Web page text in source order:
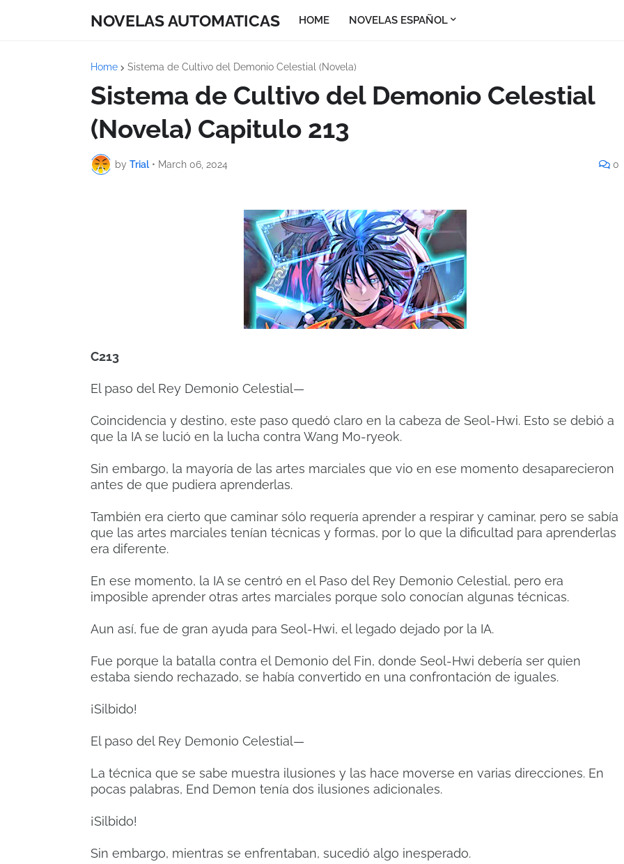
NOVELAS AUTOMATICAS HOME NOVELAS ESPAÑOL
Home Sistema de Cultivo del Demonio Celestial (Novela)
Sistema de Cultivo del Demonio Celestial
(Novela) Capitulo 213
by Trial • March 06, 2024 0
C213
El paso del Rey Demonio Celestial—
Coincidencia y destino, este paso quedó claro en la cabeza de Seol-Hwi. Esto se debió a
que la IA se lució en la lucha contra Wang Mo-ryeok.
Sin embargo, la mayoría de las artes marciales que vio en ese momento desaparecieron
antes de que pudiera aprenderlas.
También era cierto que caminar sólo requería aprender a respirar y caminar, pero se sabía
que las artes marciales tenían técnicas y formas, por lo que la dificultad para aprenderlas
era diferente.
En ese momento, la IA se centró en el Paso del Rey Demonio Celestial, pero era
imposible aprender otras artes marciales porque solo conocían algunas técnicas.
Aun así, fue de gran ayuda para Seol-Hwi, el legado dejado por la IA.
Fue porque la batalla contra el Demonio del Fin, donde Seol-Hwi debería ser quien
estaba siendo rechazado, se había convertido en una confrontación de iguales.
¡Silbido!
El paso del Rey Demonio Celestial—
La técnica que se sabe muestra ilusiones y las hace moverse en varias direcciones. En
pocas palabras, End Demon tenía dos ilusiones adicionales.
¡Silbido!
Sin embargo, mientras se enfrentaban, sucedió algo inesperado.